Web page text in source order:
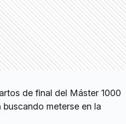
de final del Máster 1000
meterse en la